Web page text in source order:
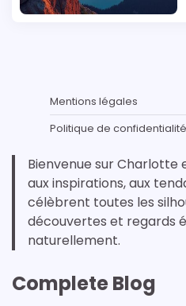
Mentions légales
Politique de confidentialité
Bienvenue sur Charlotte
aux inspirations, aux
célèbrent toutes les
découvertes et regards
naturellement.
Complete Blog